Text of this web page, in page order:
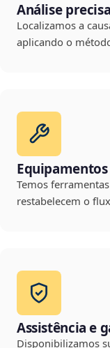
Análise precisa
Localizamos a
aplicando o
Temos
restabelecem o
Assistência e
Disponibilizamos